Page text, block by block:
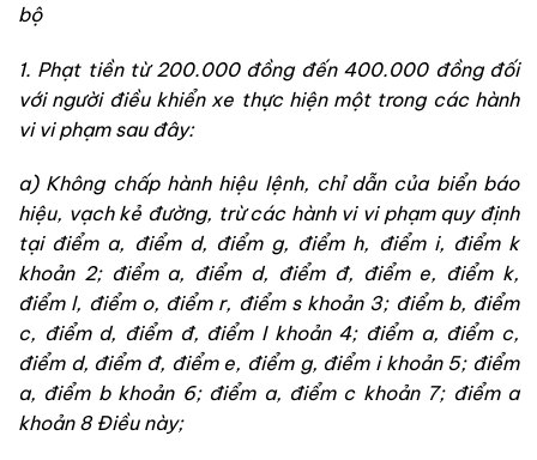
bộ
1. Phạt tiền từ 200.000 đồng đến 400.000 đồng đối
với người điều khiển xe thực hiện một trong các hành
vi vi phạm sau đây:
a) Không chấp hành hiệu lệnh, chỉ dẫn của biển báo
hiệu, vạch kẻ đường, trừ các hành vi vi phạm quy định
tại điểm a, điểm d, điểm g, điểm h, điểm i, điểm k
khoản 2; điểm a, điểm d, điểm đ, điểm e, điểm k,
điểm l, điểm o, điểm r, điểm s khoản 3; điểm b, điểm
c, điểm d, điểm đ, điểm I khoản 4; điểm a, điểm c,
điểm d, điểm đ, điểm e, điểm g, điểm i khoản 5; điểm
a, điểm b khoản 6; điểm a, điểm c khoản 7; điểm a
khoản 8 Điều này;